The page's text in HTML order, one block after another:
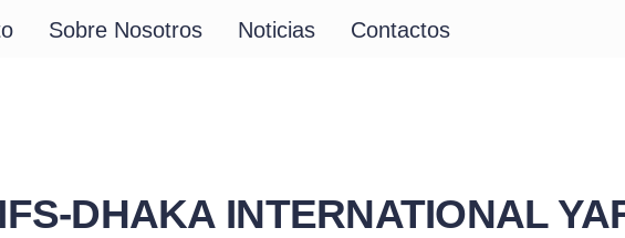
Sobre Nosotros Noticias Contactos
DHAKA INTERNATIONAL